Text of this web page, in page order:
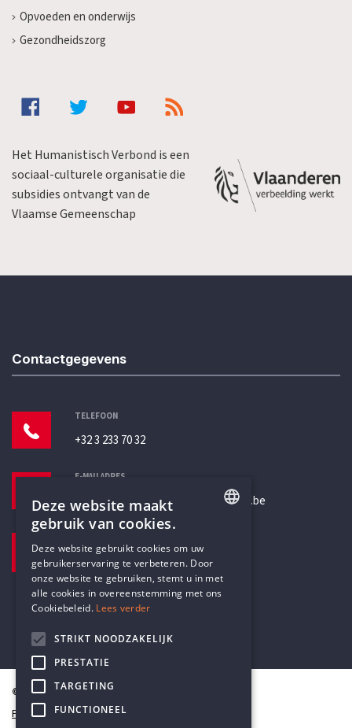
Opvoeden en onderwijs
Gezondheidszorg
Het Humanistisch Verbond is een
sociaal-culturele organisatie die
subsidies ontvangt van de
Vlaamse Gemeenschap
Contactgegevens
TELEFOON
+32 3 233 70 32
E-MAILADRES
secretariaat@humanistischverbond.be
Pottenbrug 4
Antwerpen, 2000
© Humanistisch Verbond 2026
Privacy
DUTCH
Deze website maakt
gebruik van cookies.
Deze website gebruikt cookies om uw
gebruikerservaring te verbeteren. Door
onze website te gebruiken, stemt u in met
alle cookies in overeenstemming met ons
Cookiebeleid. Lees verder
STRIKT NOODZAKELIJK
PRESTATIE
TARGETING
FUNCTIONEEL